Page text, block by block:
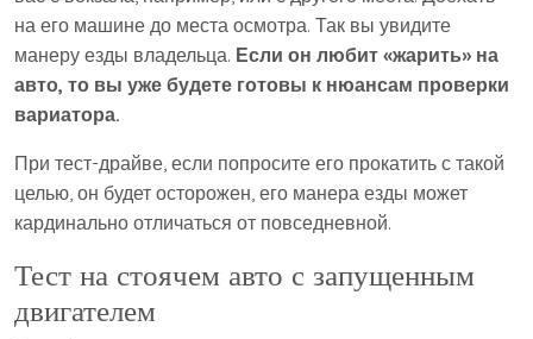
на его машине до места осмотра. Так вы увидите
манеру езды владельца. Если он любит «жарить» на
авто, то вы уже будете готовы к нюансам проверки
вариатора.
При тест-драйве, если попросите его прокатить с такой
целью, он будет осторожен, его манера езды может
кардинально отличаться от повседневной.
Тест на стоячем авто с запущенным
двигателем